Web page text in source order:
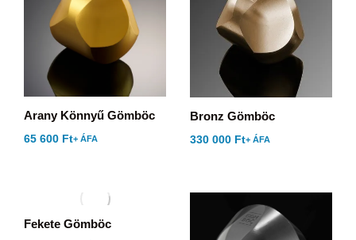
Arany Könnyű Gömböc
65 600 Ft+ ÁFA
Bronz Gömböc
330 000 Ft+ ÁFA
Fekete Gömböc